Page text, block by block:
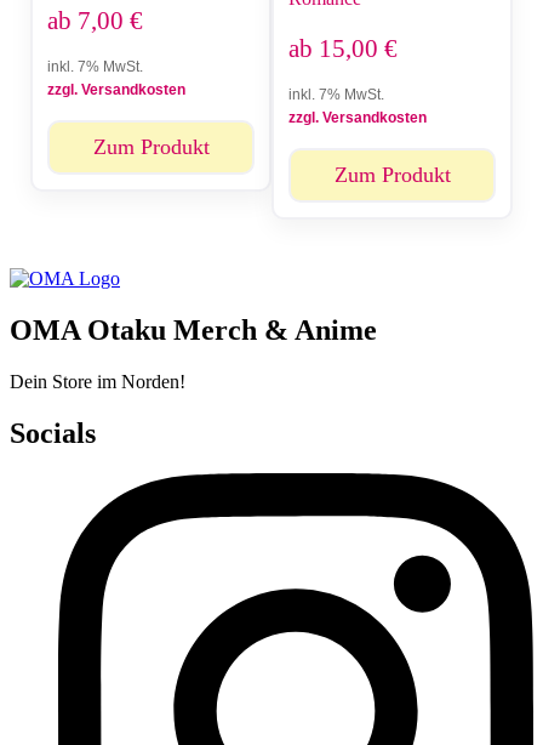
ab 7,00 €
inkl. 7% MwSt.
zzgl. Versandkosten
Zum Produkt
ab 15,00 €
inkl. 7% MwSt.
zzgl. Versandkosten
Zum Produkt
OMA Otaku Merch & Anime
Dein Store im Norden!
Socials